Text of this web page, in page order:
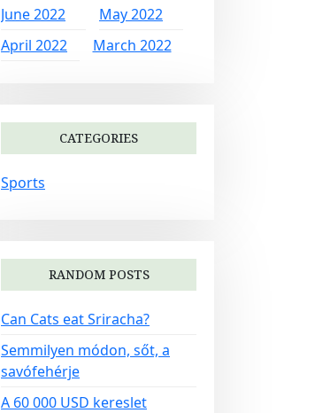
June 2022
May 2022
April 2022
March 2022
CATEGORIES
Sports
RANDOM POSTS
Can Cats eat Sriracha?
Semmilyen módon, sőt, a
savófehérje
A 60 000 USD kereslet